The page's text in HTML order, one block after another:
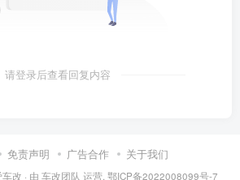
请登录后查看回复内容
免责声明 广告合作 关于我们
改 · 由 车改团队 运营. 鄂ICP备2022008099号-7